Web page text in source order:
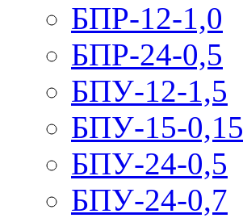
БПР-12-1,0
БПР-24-0,5
БПУ-12-1,5
БПУ-15-0,15
БПУ-24-0,5
БПУ-24-0,7